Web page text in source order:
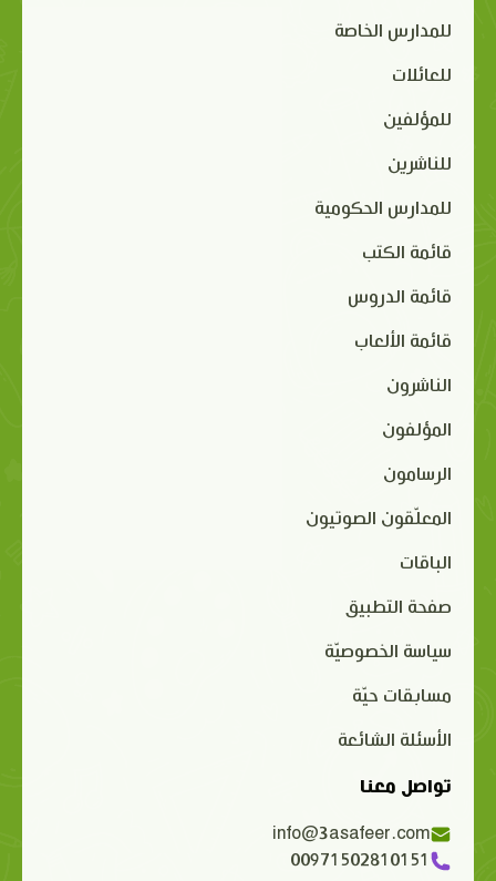
للمدارس الخاصة
للعائلات
للمؤلفين
للناشرين
للمدارس الحكومية
قائمة الكتب
قائمة الدروس
قائمة الألعاب
الناشرون
المؤلفون
الرسامون
المعلّقون الصوتيون
الباقات
صفحة التطبيق
سياسة الخصوصيّة
مسابقات حيّة
الأسئلة الشائعة
تواصل معنا
info@3asafeer.com
00971502810151